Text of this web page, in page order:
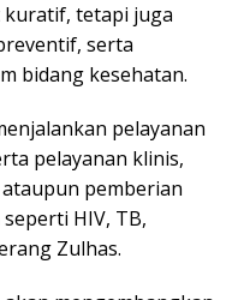
kuratif, tetapi juga
serta
bidang kesehatan.
pelayanan
pelayanan klinis,
pemberian
HIV, TB,
Zulhas.